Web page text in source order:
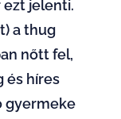
ezt jelenti.
a thug
nőtt fel,
és híres
gyermeke